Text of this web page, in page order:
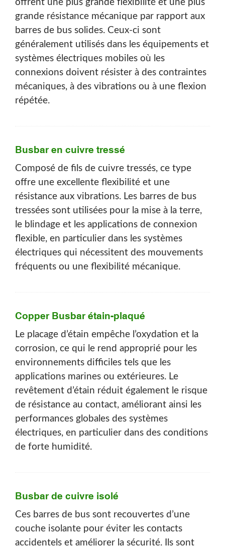
offrent une plus grande flexibilité et une plus
grande résistance mécanique par rapport aux
barres de bus solides. Ceux-ci sont
généralement utilisés dans les équipements et
systèmes électriques mobiles où les
connexions doivent résister à des contraintes
mécaniques, à des vibrations ou à une flexion
répétée.
Busbar en cuivre tressé
Composé de fils de cuivre tressés, ce type
offre une excellente flexibilité et une
résistance aux vibrations. Les barres de bus
tressées sont utilisées pour la mise à la terre,
le blindage et les applications de connexion
flexible, en particulier dans les systèmes
électriques qui nécessitent des mouvements
fréquents ou une flexibilité mécanique.
Copper Busbar étain-plaqué
Le placage d’étain empêche l’oxydation et la
corrosion, ce qui le rend approprié pour les
environnements difficiles tels que les
applications marines ou extérieures. Le
revêtement d’étain réduit également le risque
de résistance au contact, améliorant ainsi les
performances globales des systèmes
électriques, en particulier dans des conditions
de forte humidité.
Busbar de cuivre isolé
Ces barres de bus sont recouvertes d’une
couche isolante pour éviter les contacts
accidentels et améliorer la sécurité. Ils sont